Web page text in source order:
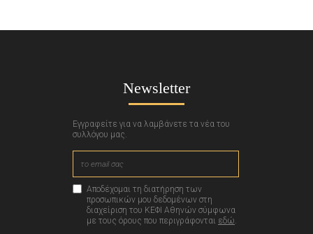
Newsletter
Εγγραφείτε για να λαμβάνετε τα νέα του
συλλόγου μας.
Αποδέχομαι τη διατήρηση των
προσωπικών μου δεδομένων στη
διαχείριση του ΚΕΦΙ Αθηνών σύμφωνα
με τους όρους που περιγράφονται εδώ